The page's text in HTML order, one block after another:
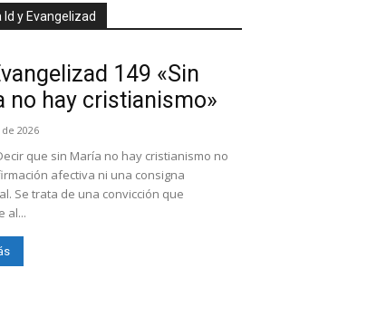
Id y Evangelizad
149 «Sin
no hay cristianismo»
2026
que sin María no hay cristianismo no
afectiva ni una consigna
Se trata de una convicción que
al...